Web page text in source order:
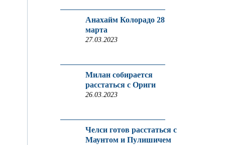
Анахайм Колорадо 28
марта
27.03.2023
Милан собирается
расстаться с Ориги
26.03.2023
Челси готов расстаться с
Маунтом и Пулишичем